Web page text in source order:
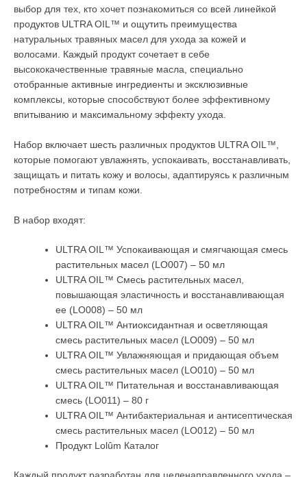
выбор для тех, кто хочет познакомиться со всей линейкой
продуктов ULTRA OIL™ и ощутить преимущества
натуральных травяных масел для ухода за кожей и
волосами. Каждый продукт сочетает в себе
высококачественные травяные масла, специально
отобранные активные ингредиенты и эксклюзивные
комплексы, которые способствуют более эффективному
впитыванию и максимальному эффекту ухода.
Набор включает шесть различных продуктов ULTRA OIL™,
которые помогают увлажнять, успокаивать, восстанавливать,
защищать и питать кожу и волосы, адаптируясь к различным
потребностям и типам кожи.
В набор входят:
ULTRA OIL™ Успокаивающая и смягчающая смесь
растительных масел (LO007) – 50 мл
ULTRA OIL™ Смесь растительных масел,
повышающая эластичность и восстанавливающая
ее (LO008) – 50 мл
ULTRA OIL™ Антиоксидантная и осветляющая
смесь растительных масел (LO009) – 50 мл
ULTRA OIL™ Увлажняющая и придающая объем
смесь растительных масел (LO010) – 50 мл
ULTRA OIL™ Питательная и восстанавливающая
смесь (LO011) – 80 г
ULTRA OIL™ Антибактериальная и антисептическая
смесь растительных масел (LO012) – 50 мл
Продукт Lolûm Каталог